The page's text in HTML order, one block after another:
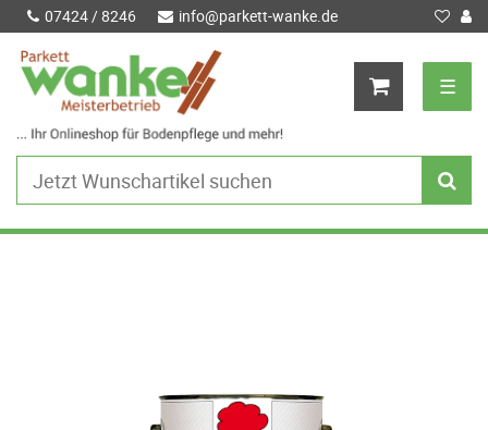
07424 / 8246 info@parkett-wanke.de
☰